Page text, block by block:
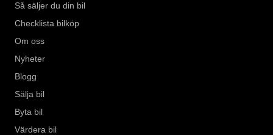
Så säljer du din bil
Checklista bilköp
Om oss
Nyheter
Blogg
Sälja bil
Byta bil
Värdera bil